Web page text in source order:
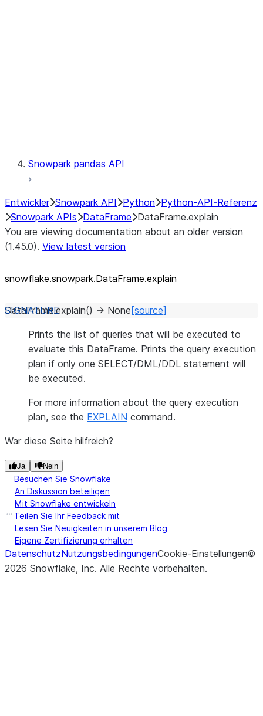
Snowpark pandas API
Entwickler Snowpark API Python Python-API-Referenz
Snowpark APIs DataFrame DataFrame.explain
You are viewing documentation about an older version
(1.45.0). View latest version
snowflake.snowpark.DataFrame.explain
DataFrame.explain() → None [source]
Prints the list of queries that will be executed to
evaluate this DataFrame. Prints the query execution
plan if only one SELECT/DML/DDL statement will
be executed.
For more information about the query execution
plan, see the EXPLAIN command.
War diese Seite hilfreich?
Ja Nein
Besuchen Sie Snowflake
An Diskussion beteiligen
Mit Snowflake entwickeln
Teilen Sie Ihr Feedback mit
Lesen Sie Neuigkeiten in unserem Blog
Eigene Zertifizierung erhalten
DatenschutzNutzungsbedingungenCookie-Einstellungen©
2026 Snowflake, Inc. Alle Rechte vorbehalten.